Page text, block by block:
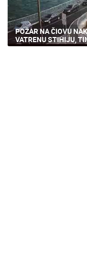
POŽAR NA ČIOVU
VATRENU STIHIJU,